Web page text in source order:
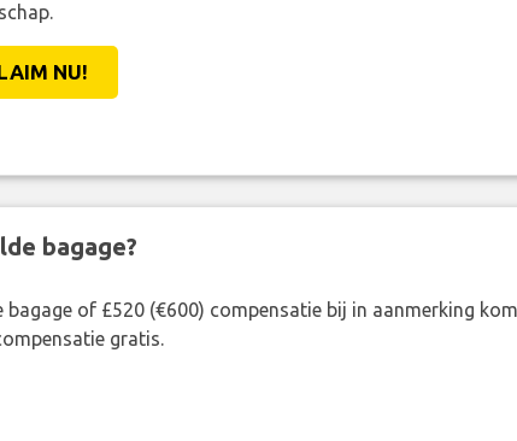
NU!
bagage?
of £520 (€600) compensatie bij in aanmerking
gratis.